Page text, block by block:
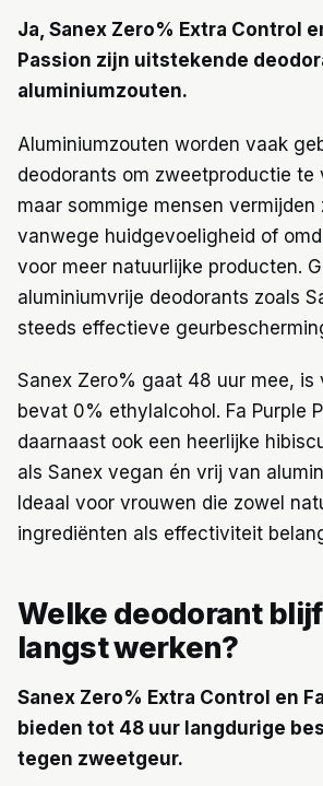
Ja, Sanex Zero% Extra Control
Passion zijn uitstekende
aluminiumzouten.
Aluminiumzouten worden vaak
deodorants om zweetproductie te
maar sommige mensen vermijden
vanwege huidgevoeligheid of
voor meer natuurlijke producten.
aluminiumvrije deodorants zoals
steeds effectieve
Sanex Zero% gaat 48 uur mee, is
bevat 0% ethylalcohol. Fa Purple
daarnaast ook een heerlijke
als Sanex vegan én vrij van
Ideaal voor vrouwen die zowel
ingrediënten als effectiviteit
Welke deodorant
langst werken?
Sanex Zero% Extra Control en
bieden tot 48 uur langdurige
tegen zweetgeur.